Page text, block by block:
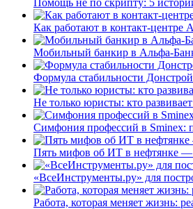
Как работают в контакт-центре
Мобильный банкир в Альфа-
Формула стабильности
Не только юристы: кто
Симфония профессий в Sminex:
Пять мифов об ИТ в нефтянке —
«ВсеИнструменты.ру» для
Работа, которая меняет жизнь: